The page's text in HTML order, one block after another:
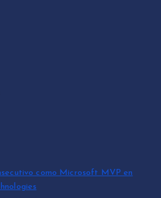
como Microsoft MVP en